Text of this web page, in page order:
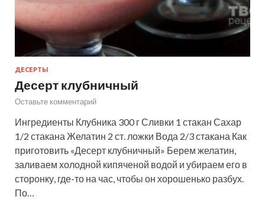
ДЕСЕРТЫ
Десерт клубничный
Оставьте комментарий
Ингредиенты Клубника 300 г Сливки 1 стакан Сахар
1/2 стакана Желатин 2 ст. ложки Вода 2/3 стакана Как
приготовить «Десерт клубничный» Берем желатин,
заливаем холодной кипяченой водой и убираем его в
сторонку, где-то на час, чтобы он хорошенько разбух.
По…